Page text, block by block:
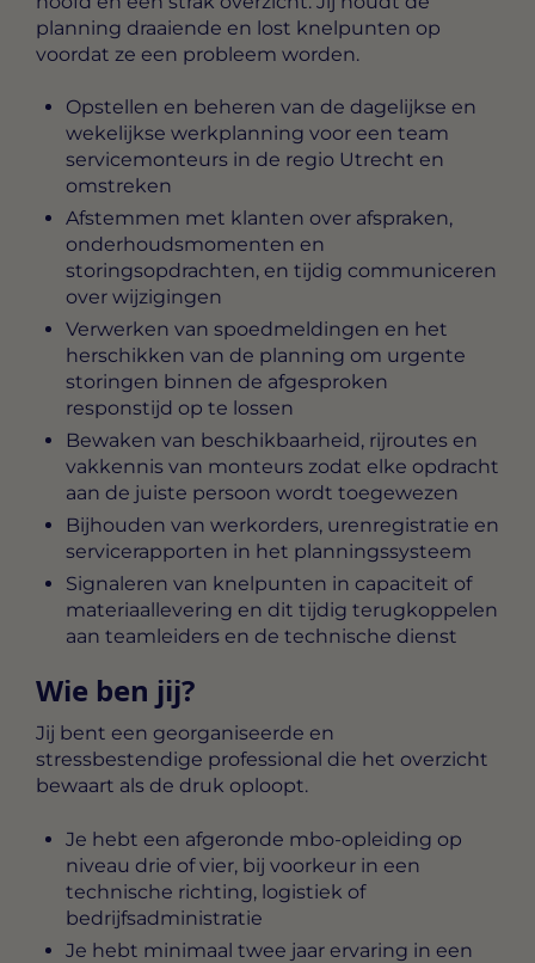
planning draaiende en lost knelpunten op
voordat ze een probleem worden.
Opstellen en beheren van de dagelijkse en
wekelijkse werkplanning voor een team
servicemonteurs in de regio Utrecht en
omstreken
Afstemmen met klanten over afspraken,
onderhoudsmomenten en
storingsopdrachten, en tijdig communiceren
over wijzigingen
Verwerken van spoedmeldingen en het
herschikken van de planning om urgente
storingen binnen de afgesproken
responstijd op te lossen
Bewaken van beschikbaarheid, rijroutes en
vakkennis van monteurs zodat elke opdracht
aan de juiste persoon wordt toegewezen
Bijhouden van werkorders, urenregistratie en
servicerapporten in het planningssysteem
Signaleren van knelpunten in capaciteit of
materiaallevering en dit tijdig terugkoppelen
aan teamleiders en de technische dienst
Wie ben jij?
Jij bent een georganiseerde en
stressbestendige professional die het overzicht
bewaart als de druk oploopt.
Je hebt een afgeronde mbo-opleiding op
niveau drie of vier, bij voorkeur in een
technische richting, logistiek of
bedrijfsadministratie
Je hebt minimaal twee jaar ervaring in een